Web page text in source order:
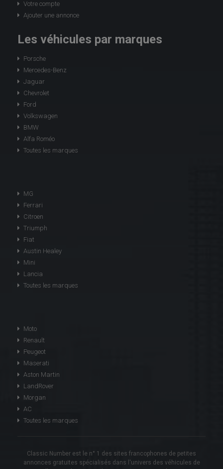
Votre compte
Ajouter une annonce
Les véhicules par marques
Porsche
Mercedes-Benz
Jaguar
Chevrolet
Ford
Volkswagen
BMW
Alfa Roméo
Toutes les marques
MG
Ferrari
Citroen
Triumph
Fiat
Austin Healey
Mini
Lancia
Toutes les marques
Moto
Renault
Peugeot
Maserati
Aston Martin
LandRover
Morgan
AC
Toutes les marques
Classic Number est le n° 1 des sites francophones de petites
annonces gratuites spécialisés dans l'univers des véhicules de